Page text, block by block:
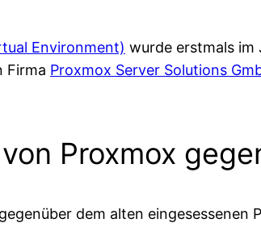
Environment) wurde erstmals
Firma Proxmox Server Solutions
Proxmox
dem alten eingesessenen